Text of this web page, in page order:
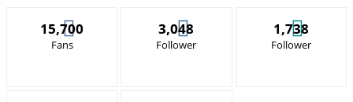
15,700
Fans
3,048
Follower
1,738
Follower